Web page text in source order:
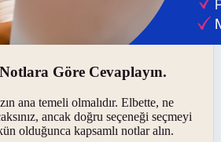
Göre Cevaplayın.
ana temeli olmalıdır. Elbette, ne
ancak doğru seçeneği seçmeyi
olduğunca kapsamlı notlar alın.